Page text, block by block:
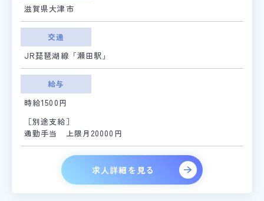
滋賀県大津市
交通
JR琵琶湖線「瀬田駅」
給与
時給1500円
［別途支給］
通勤手当 上限月20000円
求人詳細を見る